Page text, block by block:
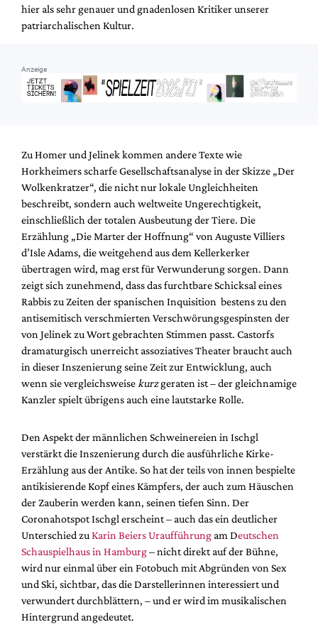
hier als sehr genauer und gnadenlosen Kritiker unserer
patriarchalischen Kultur.
Anzeige
Zu Homer und Jelinek kommen andere Texte wie
Horkheimers scharfe Gesellschaftsanalyse in der Skizze „Der
Wolkenkratzer“, die nicht nur lokale Ungleichheiten
beschreibt, sondern auch weltweite Ungerechtigkeit,
einschließlich der totalen Ausbeutung der Tiere. Die
Erzählung „Die Marter der Hoffnung“ von Auguste Villiers
d’Isle Adams, die weitgehend aus dem Kellerkerker
übertragen wird, mag erst für Verwunderung sorgen. Dann
zeigt sich zunehmend, dass das furchtbare Schicksal eines
Rabbis zu Zeiten der spanischen Inquisition bestens zu den
antisemitisch verschmierten Verschwörungsgespinsten der
von Jelinek zu Wort gebrachten Stimmen passt. Castorfs
dramaturgisch unerreicht assoziatives Theater braucht auch
in dieser Inszenierung seine Zeit zur Entwicklung, auch
wenn sie vergleichsweise kurzgeraten ist – der gleichnamige
Kanzler spielt übrigens auch eine lautstarke Rolle.
Den Aspekt der männlichen Schweinereien in Ischgl
verstärkt die Inszenierung durch die ausführliche Kirke-
Erzählung aus der Antike. So hat der teils von innen bespielte
antikisierende Kopf eines Kämpfers, der auch zum Häuschen
der Zauberin werden kann, seinen tiefen Sinn. Der
Coronahotspot Ischgl erscheint – auch das ein deutlicher
Unterschied zu Karin Beiers Uraufführung am Deutschen
Schauspielhaus in Hamburg– nicht direkt auf der Bühne,
wird nur einmal über ein Fotobuch mit Abgründen von Sex
und Ski, sichtbar, das die Darstellerinnen interessiert und
verwundert durchblättern, – und er wird im musikalischen
Hintergrund angedeutet.